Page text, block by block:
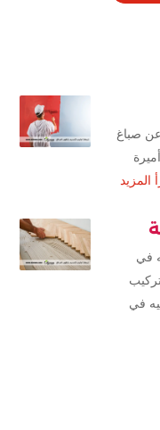
صباغ
المزيد
في
في